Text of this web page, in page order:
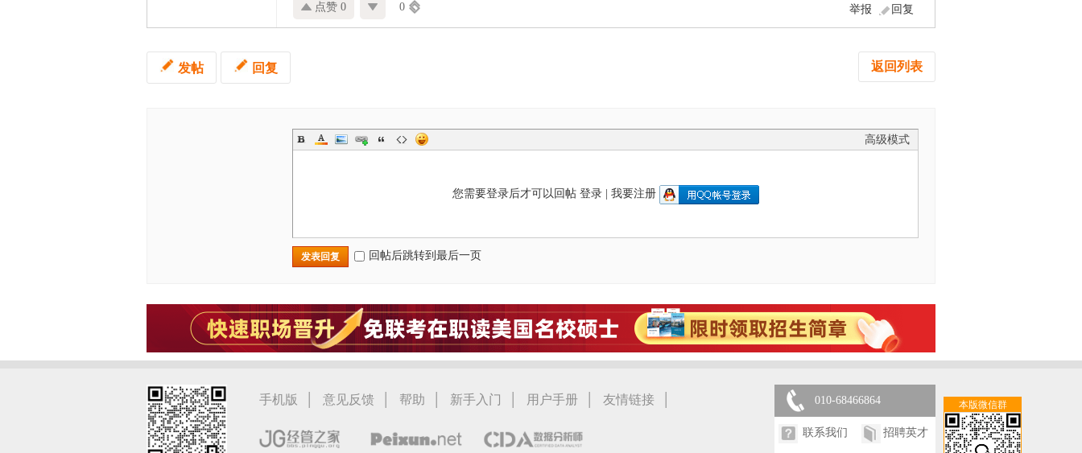
回复
举报
点赞 0 0
返回列表
发帖 回复
高级模式
您需要登录后才可以回帖 登录| 我要注册
发表回复 回帖后跳转到最后一页
本版微信群
手机版 | 意见反馈 | 帮助 | 新手入门 | 用户手册 | 友情链接 | 010-68466864
联系我们 招聘英才